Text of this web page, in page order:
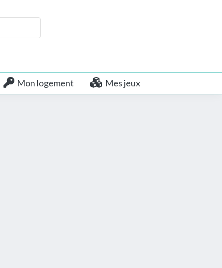
Mon logement Mes jeux